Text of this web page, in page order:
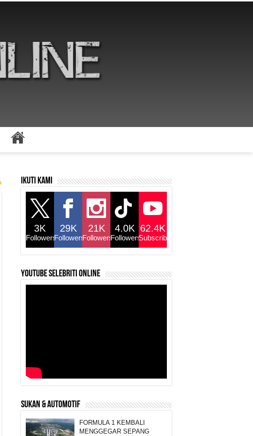
Ikuti kami
3K
Followers
29K
Followers
21K
Followers
4.0K
Followers
62.4K
Subscribers
YouTube selebriti online
SUKAN & AUTOMOTIF
FORMULA 1 KEMBALI
MENGGEGAR SEPANG